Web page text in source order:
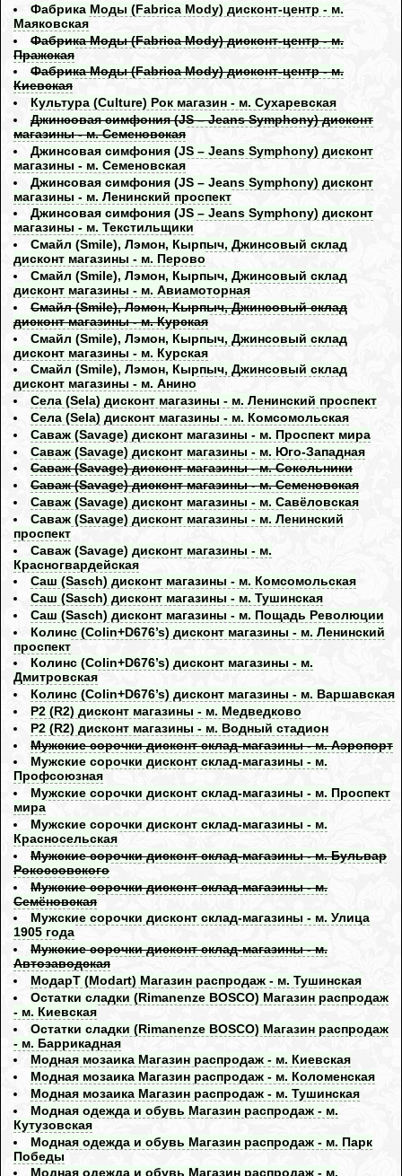
Фабрика Моды (Fabrica Mody) дисконт-центр - м.
Маяковская
Фабрика Моды (Fabrica Mody) дисконт-центр - м.
Пражская
Фабрика Моды (Fabrica Mody) дисконт-центр - м.
Киевская
Культура (Culture) Рок магазин - м. Сухаревская
Джинсовая симфония (JS – Jeans Symphony) дисконт
магазины - м. Семеновская
Джинсовая симфония (JS – Jeans Symphony) дисконт
магазины - м. Семеновская
Джинсовая симфония (JS – Jeans Symphony) дисконт
магазины - м. Ленинский проспект
Джинсовая симфония (JS – Jeans Symphony) дисконт
магазины - м. Текстильщики
Смайл (Smile), Лэмон, Кырпыч, Джинсовый склад
дисконт магазины - м. Перово
Смайл (Smile), Лэмон, Кырпыч, Джинсовый склад
дисконт магазины - м. Авиамоторная
Смайл (Smile), Лэмон, Кырпыч, Джинсовый склад
дисконт магазины - м. Курская
Смайл (Smile), Лэмон, Кырпыч, Джинсовый склад
дисконт магазины - м. Курская
Смайл (Smile), Лэмон, Кырпыч, Джинсовый склад
дисконт магазины - м. Анино
Села (Sela) дисконт магазины - м. Ленинский проспект
Села (Sela) дисконт магазины - м. Комсомольская
Саваж (Savage) дисконт магазины - м. Проспект мира
Саваж (Savage) дисконт магазины - м. Юго-Западная
Саваж (Savage) дисконт магазины - м. Сокольники
Саваж (Savage) дисконт магазины - м. Семеновская
Саваж (Savage) дисконт магазины - м. Савёловская
Саваж (Savage) дисконт магазины - м. Ленинский
проспект
Саваж (Savage) дисконт магазины - м.
Красногвардейская
Саш (Sasch) дисконт магазины - м. Комсомольская
Саш (Sasch) дисконт магазины - м. Тушинская
Саш (Sasch) дисконт магазины - м. Пощадь Революции
Колинс (Colin+D676’s) дисконт магазины - м. Ленинский
проспект
Колинс (Colin+D676’s) дисконт магазины - м.
Дмитровская
Колинс (Colin+D676’s) дисконт магазины - м. Варшавская
Р2 (R2) дисконт магазины - м. Медведково
Р2 (R2) дисконт магазины - м. Водный стадион
Мужские сорочки дисконт склад-магазины - м. Аэропорт
Мужские сорочки дисконт склад-магазины - м.
Профсоюзная
Мужские сорочки дисконт склад-магазины - м. Проспект
мира
Мужские сорочки дисконт склад-магазины - м.
Красносельская
Мужские сорочки дисконт склад-магазины - м. Бульвар
Рокоссовского
Мужские сорочки дисконт склад-магазины - м.
Семёновская
Мужские сорочки дисконт склад-магазины - м. Улица
1905 года
Мужские сорочки дисконт склад-магазины - м.
Aвтозаводская
МодарТ (Modart) Магазин распродаж - м. Тушинская
Остатки сладки (Rimanenze BOSCO) Магазин распродаж
- м. Киевская
Остатки сладки (Rimanenze BOSCO) Магазин распродаж
- м. Баррикадная
Модная мозаика Магазин распродаж - м. Киевская
Модная мозаика Магазин распродаж - м. Коломенская
Модная мозаика Магазин распродаж - м. Тушинская
Модная одежда и обувь Магазин распродаж - м.
Кутузовская
Модная одежда и обувь Магазин распродаж - м. Парк
Победы
Модная одежда и обувь Магазин распродаж - м.